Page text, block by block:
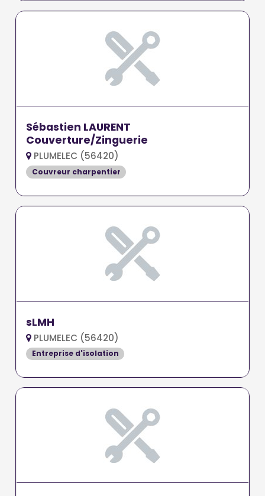
Sébastien LAURENT
Couverture/Zinguerie
PLUMELEC (56420)
Couvreur charpentier
sLMH
PLUMELEC (56420)
Entreprise d'isolation